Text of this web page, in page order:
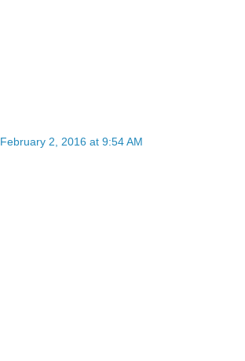
February 2, 2016 at 9:54 AM